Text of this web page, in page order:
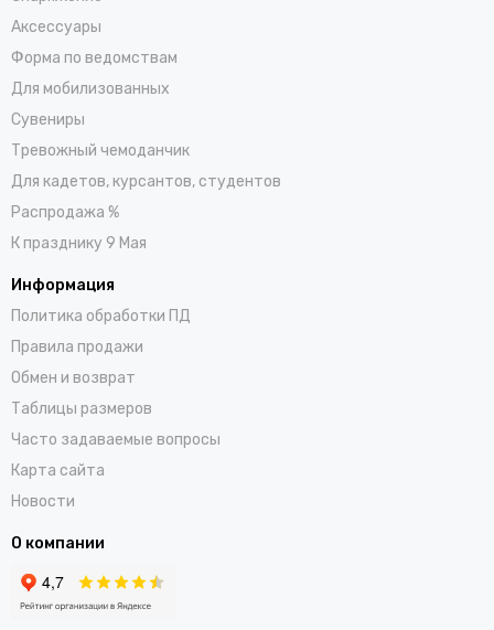
Аксессуары
Форма по ведомствам
Для мобилизованных
Сувениры
Тревожный чемоданчик
Для кадетов, курсантов, студентов
Распродажа %
К празднику 9 Мая
Информация
Политика обработки ПД
Правила продажи
Обмен и возврат
Таблицы размеров
Часто задаваемые вопросы
Карта сайта
Новости
О компании